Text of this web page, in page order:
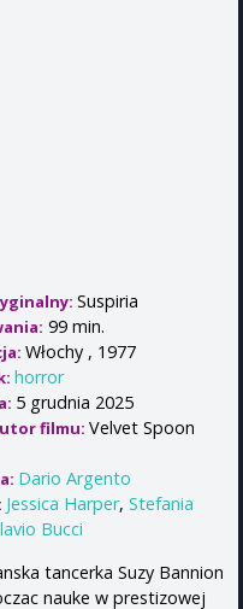
Suspiria
99 min.
Włochy , 1977
horror
5 grudnia 2025
filmu: Velvet Spoon
Dario Argento
Jessica Harper, Stefania
Bucci
tancerka Suzy Bannion
nauke w prestizowej